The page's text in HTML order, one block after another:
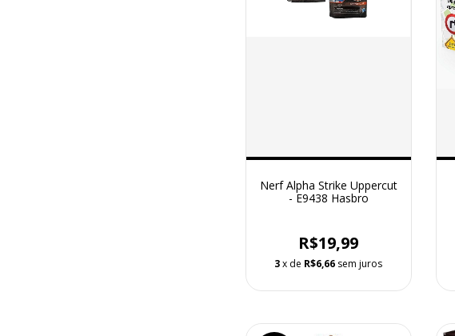
Nerf Alpha Strike Uppercut
- E9438 Hasbro
R$19,99
3x de R$6,66 sem juros